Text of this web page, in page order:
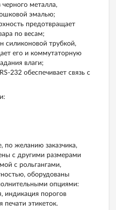
черного металла,
эмалью;
предотвращает
по весам;
силиконовой трубкой,
его и коммутаторную
влаги;
232 обеспечивает связь с
по желанию заказчика,
с другими размерами
с рольгангами,
оборудованы
опциями:
индикация порогов
печати этикеток.